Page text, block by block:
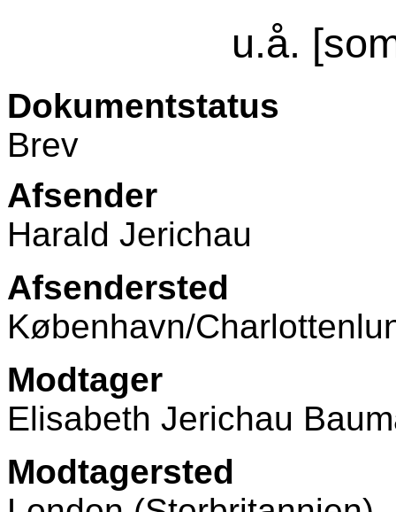
u.å.
Dokumentstatus
Brev
Afsender
Harald Jerichau
Afsendersted
København/
Modtager
Elisabeth Jerichau
Modtagersted